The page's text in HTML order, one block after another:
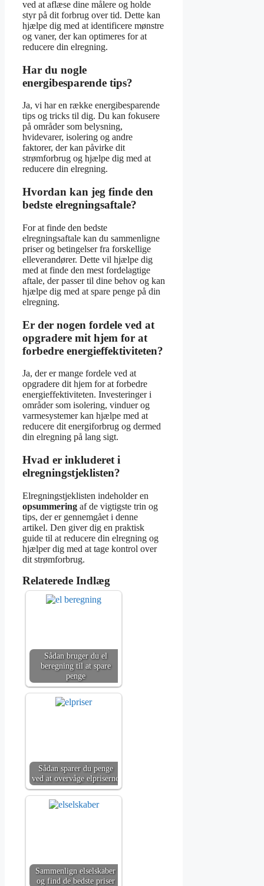
ved at aflæse dine målere og holde
styr på dit forbrug over tid. Dette kan
hjælpe dig med at identificere mønstre
og vaner, der kan optimeres for at
reducere din elregning.
Har du nogle
energibesparende tips?
Ja, vi har en række energibesparende
tips og tricks til dig. Du kan fokusere
på områder som belysning,
hvidevarer, isolering og andre
faktorer, der kan påvirke dit
strømforbrug og hjælpe dig med at
reducere din elregning.
Hvordan kan jeg finde den
bedste elregningsaftale?
For at finde den bedste
elregningsaftale kan du sammenligne
priser og betingelser fra forskellige
elleverandører. Dette vil hjælpe dig
med at finde den mest fordelagtige
aftale, der passer til dine behov og kan
hjælpe dig med at spare penge på din
elregning.
Er der nogen fordele ved at
opgradere mit hjem for at
forbedre energieffektiviteten?
Ja, der er mange fordele ved at
opgradere dit hjem for at forbedre
energieffektiviteten. Investeringer i
områder som isolering, vinduer og
varmesystemer kan hjælpe med at
reducere dit energiforbrug og dermed
din elregning på lang sigt.
Hvad er inkluderet i
elregningstjeklisten?
Elregningstjeklisten indeholder en
opsummering af de vigtigste trin og
tips, der er gennemgået i denne
artikel. Den giver dig en praktisk
guide til at reducere din elregning og
hjælper dig med at tage kontrol over
dit strømforbrug.
Relaterede Indlæg
Sådan bruger du el
beregning til at spare
penge
Sådan sparer du penge
ved at overvåge elpriserne
Sammenlign elselskaber
og find de bedste priser